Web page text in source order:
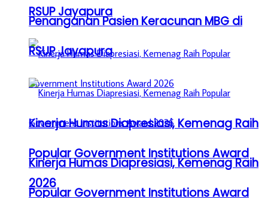
RSUP Jayapura
Kinerja Humas Diapresiasi, Kemenag Raih
Popular Government Institutions Award
2026
Penanganan Pasien Keracunan MBG di
RSUP Jayapura
Kinerja Humas Diapresiasi, Kemenag Raih
Popular Government Institutions Award